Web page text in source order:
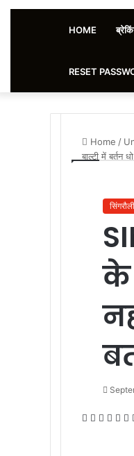
HOME
RESET
Home /
बाल्टी में बर्तन
सिंगरौली
के
Facebook
Twitter